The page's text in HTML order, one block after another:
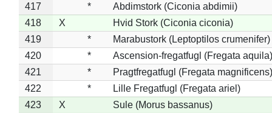
417
*
Abdimstork (Ciconia abdimii)
418
X
Hvid Stork (Ciconia ciconia)
419
*
Marabustork (Leptoptilos crumenifer)
420
*
Ascension-fregatfugl (Fregata aquila)
421
*
Pragtfregatfugl (Fregata magnificens)
422
*
Lille Fregatfugl (Fregata ariel)
423
X
Sule (Morus bassanus)